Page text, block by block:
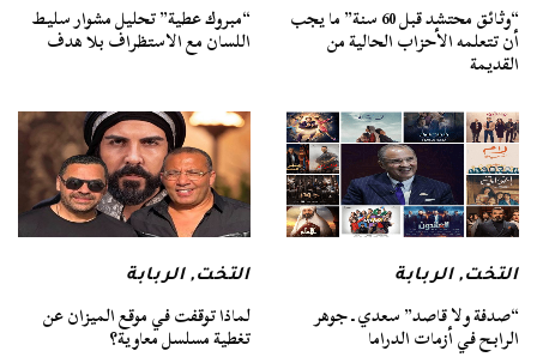
“وثائق محتشد قبل 60 سنة” ما يجب
أن تتعلمه الأحزاب الحالية من
القديمة
“مبروك عطية” تحليل مشوار سليط
اللسان مع الاستظراف بلا هدف
التخت,الربابة
“صدفة ولا قاصد” سعدي ـ جوهر
الرابح في أزمات الدراما
التخت,الربابة
لماذا توقفت في موقع الميزان عن
تغطية مسلسل معاوية؟